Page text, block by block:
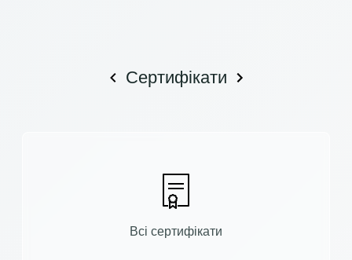
Сертифікати
Всі сертифікати